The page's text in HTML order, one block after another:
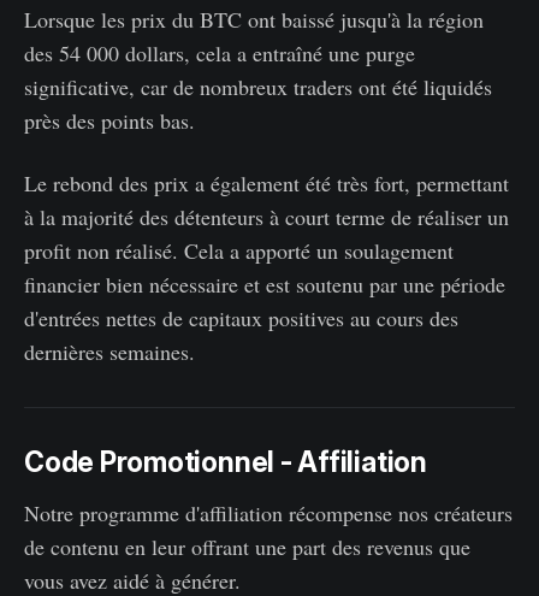
Lorsque les prix du BTC ont baissé jusqu'à la région
des 54 000 dollars, cela a entraîné une purge
significative, car de nombreux traders ont été liquidés
près des points bas.
Le rebond des prix a également été très fort, permettant
à la majorité des détenteurs à court terme de réaliser un
profit non réalisé. Cela a apporté un soulagement
financier bien nécessaire et est soutenu par une période
d'entrées nettes de capitaux positives au cours des
dernières semaines.
Code Promotionnel - Affiliation
Notre programme d'affiliation récompense nos créateurs
de contenu en leur offrant une part des revenus que
vous avez aidé à générer.